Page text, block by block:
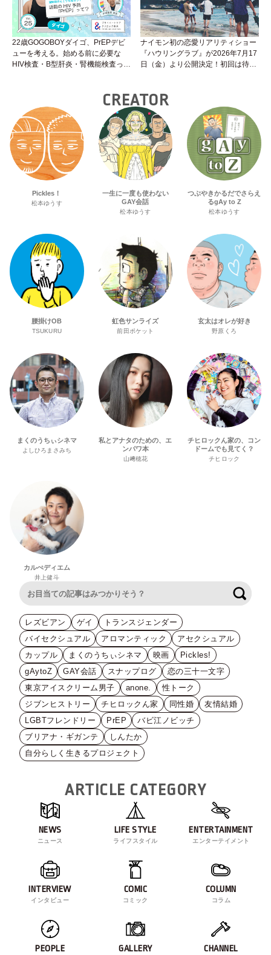
22歳GOGOBOYダイゴ、PrEPデビ
ューを考える。始める前に必要な
HIV検査・B型肝炎・腎機能検査っ
生に聞けばイイ！（Vol.25）
ナイモン初の恋愛リアリティショー
『ハウリングラブ』が2026年7月17
日（金）より公開決定！初回は待望
CREATOR
Pickles！
松本ゆうす
一生に一度も使わない
GAY会話
松本ゆうす
つぶやきかるだでさらえ
るgAy to Z
松本ゆうす
腰掛けOB
TSUKURU
虹色サンライズ
前田ポケット
玄太はオレが好き
野原くろ
まくのうちぃシネマ
よしひろまさみち
私とアナタのための、エ
ンパワ本
山﨑穂花
チヒロックん家の、コン
ドームでも見てく？
チヒロック
カルぺディエム
井上健斗
レズビアン ゲイ
トランスジェンダー
バイセクシュアル
アロマンティック
アセクシュアル
カップル
まくのうちぃシネマ 映画
Pickles!
gAytoZ
GAY会話 スナップログ
恋の三十一文字
東京アイスクリーム男子
anone.
性トーク
ジブンヒストリー
チヒロックん家 同性婚
友情結婚
LGBTフレンドリー
PrEP
バビ江ノビッチ
ブリアナ・ギガンテ
しんたか
自分らしく生きるプロジェクト
ARTICLE CATEGORY
NEWS
ニュース
LIFE STYLE
ライフスタイル
ENTERTAINMENT
エンターテイメント
INTERVIEW
インタビュー
COMIC
コミック
COLUMN
コラム
PEOPLE GALLERY CHANNEL